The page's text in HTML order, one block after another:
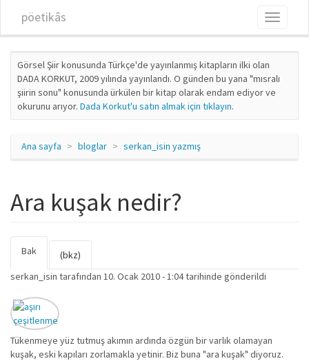
pöetikâs
Toggle
Görsel Şiir konusunda Türkçe'de yayınlanmış kitapların ilki olan
DADA KORKUT, 2009 yılında yayınlandı. O günden bu yana "mısralı
şiirin sonu" konusunda ürkülen bir kitap olarak endam ediyor ve
okurunu arıyor. Dada Korkut'u satın almak için tıklayın.
Ana sayfa bloglar serkan_isin yazmış
Ara kuşak nedir?
Birincil sekmeler
Bak
sekme)
(bkz)
serkan_isin tarafından 10. Ocak 2010 - 1:04 tarihinde gönderildi
Tükenmeye yüz tutmuş akımın ardında özgün bir varlık olamayan
kuşak, eski kapıları zorlamakla yetinir. Biz buna "ara kuşak" diyoruz.